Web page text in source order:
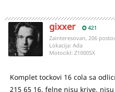
gixxer 421
Zainteresovan, 206
Lokacija: Ada
Motocikl: Z1000SX
Komplet tockovi 16 cola sa
215 65 16, felne nisu krive,